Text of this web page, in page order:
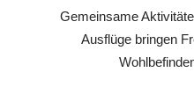
Gemeinsame
Ausflüge bringen